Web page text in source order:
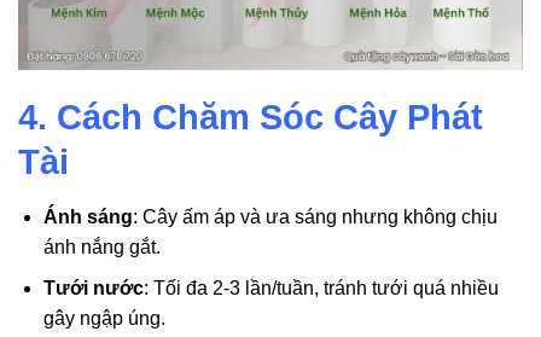
4. Cách Chăm Sóc Cây Phát
Tài
Ánh sáng: Cây ấm áp và ưa sáng nhưng không chịu
ánh nắng gắt.
Tưới nước: Tối đa 2-3 lần/tuần, tránh tưới quá nhiều
gây ngập úng.